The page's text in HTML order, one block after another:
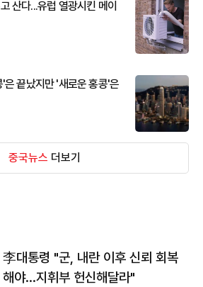
산다...유럽 열광시킨 메이
은 끝났지만 '새로운 홍콩'은
중국뉴스 더보기
李대통령 "군, 내란 이후 신뢰 회복
해야…지휘부 헌신해달라"